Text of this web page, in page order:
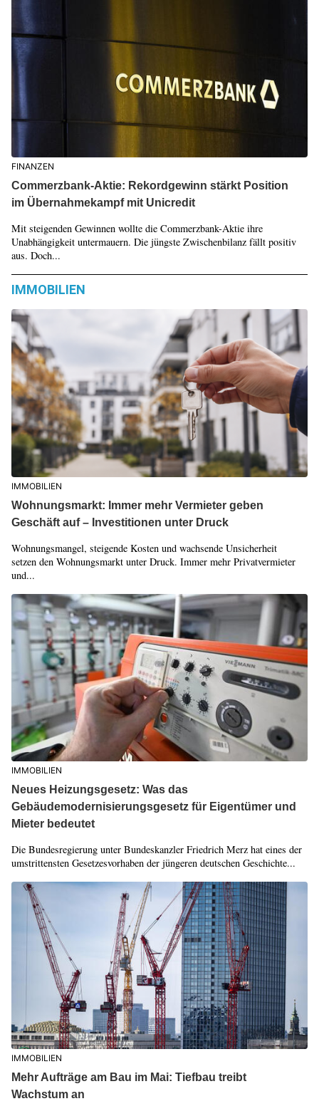
FINANZEN
Commerzbank-Aktie: Rekordgewinn stärkt Position
im Übernahmekampf mit Unicredit
Mit steigenden Gewinnen wollte die Commerzbank-Aktie ihre
Unabhängigkeit untermauern. Die jüngste Zwischenbilanz fällt positiv
aus. Doch...
IMMOBILIEN
IMMOBILIEN
Wohnungsmarkt: Immer mehr Vermieter geben
Geschäft auf – Investitionen unter Druck
Wohnungsmangel, steigende Kosten und wachsende Unsicherheit
setzen den Wohnungsmarkt unter Druck. Immer mehr Privatvermieter
und...
IMMOBILIEN
Neues Heizungsgesetz: Was das
Gebäudemodernisierungsgesetz für Eigentümer und
Mieter bedeutet
Die Bundesregierung unter Bundeskanzler Friedrich Merz hat eines der
umstrittensten Gesetzesvorhaben der jüngeren deutschen Geschichte...
IMMOBILIEN
Mehr Aufträge am Bau im Mai: Tiefbau treibt
Wachstum an